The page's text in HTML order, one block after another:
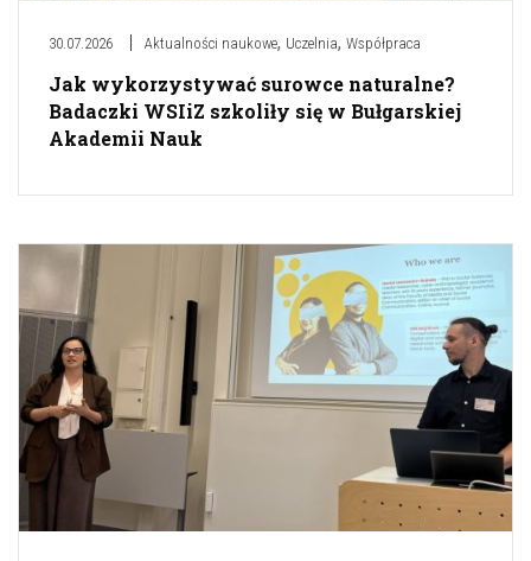
30.07.2026 Aktualności naukowe, Uczelnia, Współpraca
Jak wykorzystywać surowce naturalne?
Badaczki WSIiZ szkoliły się w Bułgarskiej
Akademii Nauk